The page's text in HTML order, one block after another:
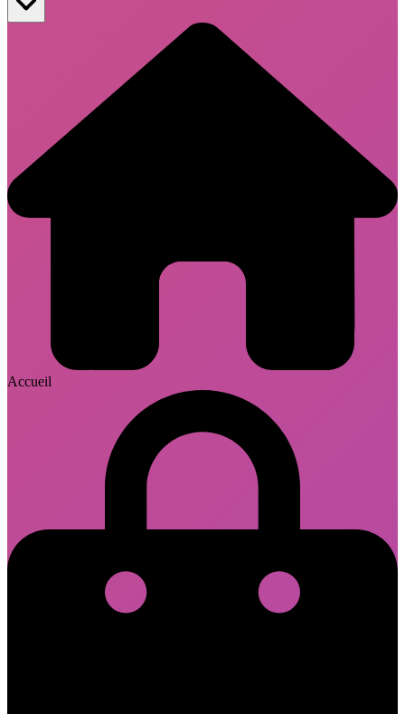
Accueil